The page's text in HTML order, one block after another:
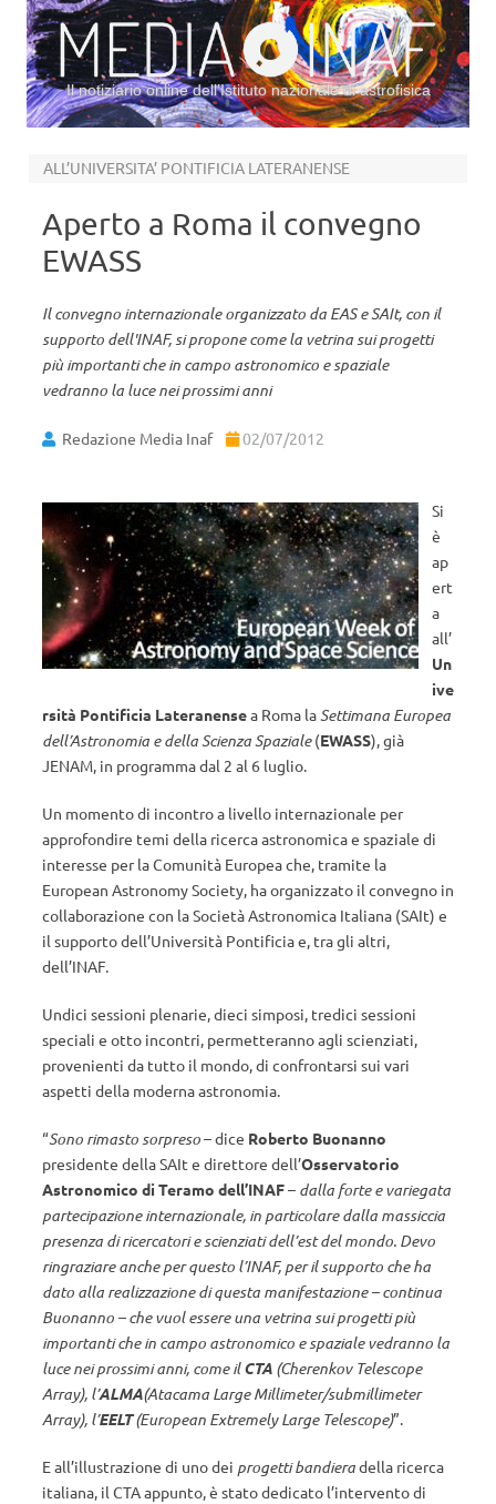
Il notiziario online dell’Istituto nazionale di astrofisica
ALL’UNIVERSITA’ PONTIFICIA LATERANENSE
Aperto a Roma il convegno
EWASS
Il convegno internazionale organizzato da EAS e SAIt, con il
supporto dell'INAF, si propone come la vetrina sui progetti
più importanti che in campo astronomico e spaziale
vedranno la luce nei prossimi anni
Redazione Media Inaf 02/07/2012
Si
è
ap
ert
a
all’
Un
ive
rsità Pontificia Lateranensea Roma laSettimana Europea
dell’Astronomia e della Scienza Spaziale(EWASS), già
JENAM, in programma dal 2 al 6 luglio.
Un momento di incontro a livello internazionale per
approfondire temi della ricerca astronomica e spaziale di
interesse per la Comunità Europea che, tramite la
European Astronomy Society, ha organizzato il convegno in
collaborazione con la Società Astronomica Italiana (SAIt) e
il supporto dell’Università Pontificia e, tra gli altri,
dell’INAF.
Undici sessioni plenarie, dieci simposi, tredici sessioni
speciali e otto incontri, permetteranno agli scienziati,
provenienti da tutto il mondo, di confrontarsi sui vari
aspetti della moderna astronomia.
“Sono rimasto sorpreso– dice Roberto Buonanno
presidente della SAIt e direttore dell’Osservatorio
Astronomico di Teramo dell’INAF– dalla forte e variegata
partecipazione internazionale, in particolare dalla massiccia
presenza di ricercatori e scienziati dell’est del mondo. Devo
ringraziare anche per questo l’INAF, per il supporto che ha
dato alla realizzazione di questa manifestazione – continua
Buonanno – che vuol essere una vetrina sui progetti più
importanti che in campo astronomico e spaziale vedranno la
luce nei prossimi anni, come ilCTA (Cherenkov Telescope
Array), l’ALMA(Atacama Large Millimeter/submillimeter
Array), l’EELT(European Extremely Large Telescope)”.
E all’illustrazione di uno dei progetti bandieradella ricerca
italiana, il CTA appunto, è stato dedicato l’intervento di